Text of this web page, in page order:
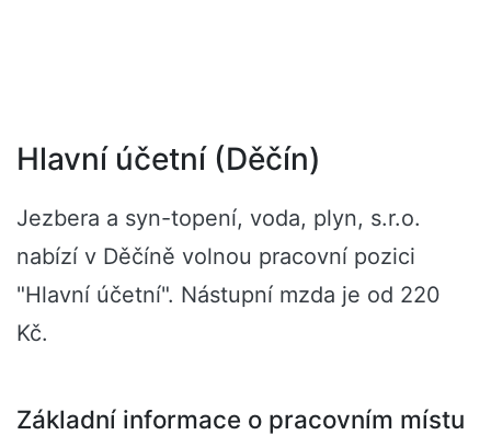
Hlavní účetní (Děčín)
Jezbera a syn-topení, voda, plyn, s.r.o.
nabízí v Děčíně volnou pracovní pozici
"Hlavní účetní". Nástupní mzda je od 220
Kč.
Základní informace o pracovním místu